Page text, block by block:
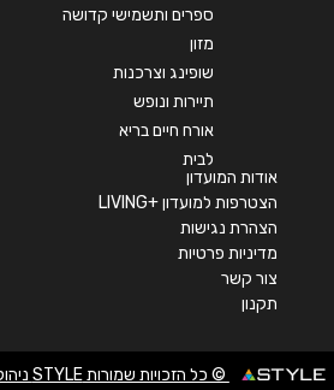
עופר גרנד קניון דרך שמחה גולן 54
04-6205154
גבעתיים
קניון עזריאלי דרך יצחק רבין 53
באר שבע
ספרים ותשמישי קדושה
מזון
שופינג וצרכנות
תיירות ונופש
אורח חיים בריא
לבית
אודות המועדון
הצטרפות למועדון +LIVING
הצהרת נגישות
מדיניות פרטיות
צור קשר
תקנון
© כל הזכויות שמורות STYLE ניהול מועדוני לקוחות